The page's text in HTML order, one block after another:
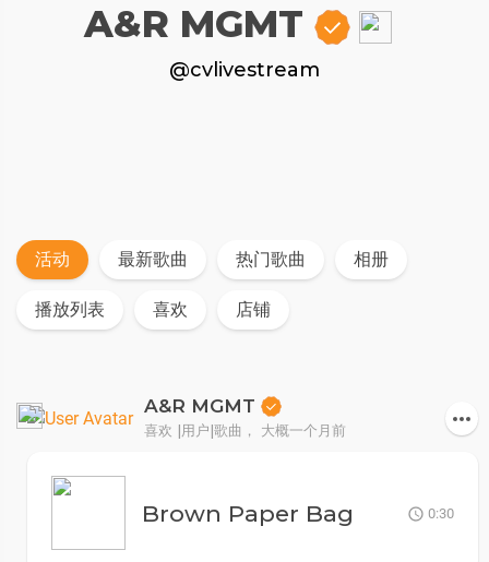
A&R MGMT
@cvlivestream
活动 最新歌曲 热门歌曲 相册
播放列表 喜欢 店铺
A&R MGMT
喜欢 |用户|歌曲， 大概一个月前
Brown Paper Bag 0:30